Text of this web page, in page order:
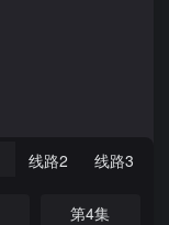
线路2 线路3
第4集